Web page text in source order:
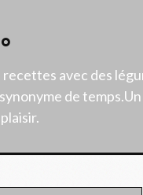
avec des
de